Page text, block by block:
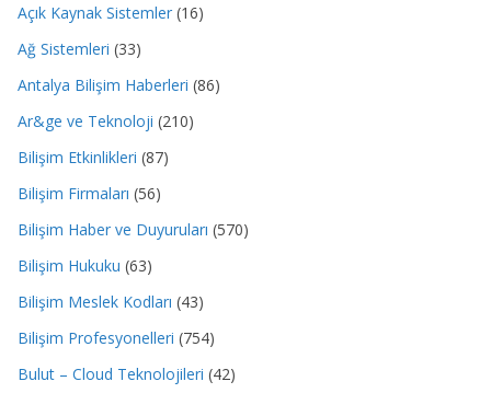
Açık Kaynak Sistemler (16)
Ağ Sistemleri (33)
Antalya Bilişim Haberleri (86)
Ar&ge ve Teknoloji (210)
Bilişim Etkinlikleri (87)
Bilişim Firmaları (56)
Bilişim Haber ve Duyuruları (570)
Bilişim Hukuku (63)
Bilişim Meslek Kodları (43)
Bilişim Profesyonelleri (754)
Bulut – Cloud Teknolojileri (42)